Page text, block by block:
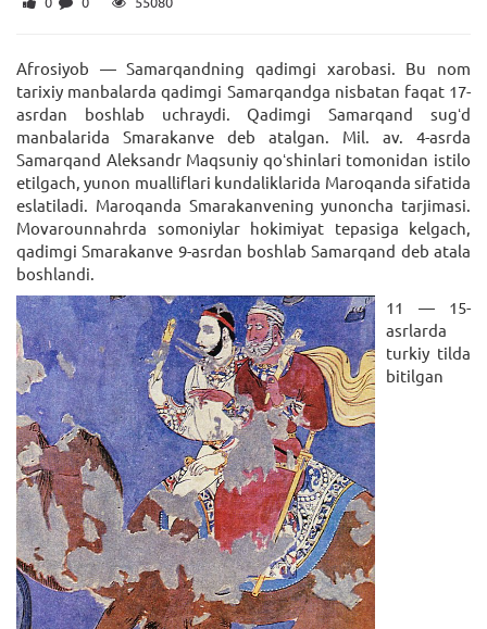
Afrosiyob — Samarqandning qadimgi xarobasi. Bu nom
tarixiy manbalarda qadimgi Samarqandga nisbatan faqat 17-
asrdan boshlab uchraydi. Qadimgi Samarqand sugʻd
manbalarida Smarakanve deb atalgan. Mil. av. 4-asrda
Samarqand Aleksandr Maqsuniy qoʻshinlari tomonidan istilo
etilgach, yunon mualliflari kundaliklarida Maroqanda sifatida
eslatiladi. Maroqanda Smarakanvening yunoncha tarjimasi.
Movarounnahrda somoniylar hokimiyat tepasiga kelgach,
qadimgi Smarakanve 9-asrdan boshlab Samarqand deb atala
boshlandi.
11 — 15-
asrlarda
turkiy tilda
bitilgan